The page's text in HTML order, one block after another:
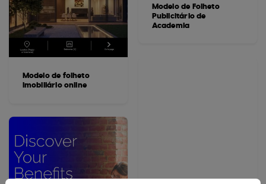
Modelo de folheto
imobiliário online
Modelo de Folheto
Publicitário de
Academia